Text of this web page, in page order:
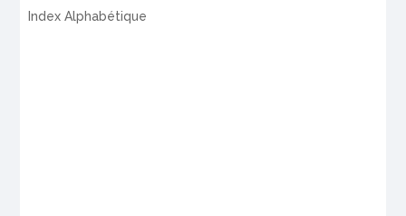
Index Alphabétique